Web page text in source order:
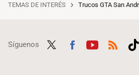
TEMAS DE INTERÉS Trucos GTA San
Síguenos